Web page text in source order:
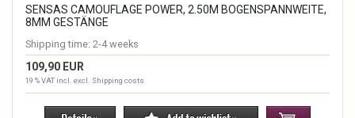
SENSAS CAMOUFLAGE POWER, 2.50M BOGENSPANNWEITE,
8MM GESTÄNGE
Shipping time: 2-4 weeks
109,90 EUR
19 % VAT incl. excl. Shipping costs